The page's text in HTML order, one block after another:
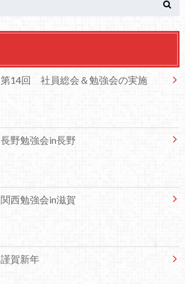
第14回 社員総会＆勉強会の実施
長野勉強会in長野
関西勉強会in滋賀
謹賀新年